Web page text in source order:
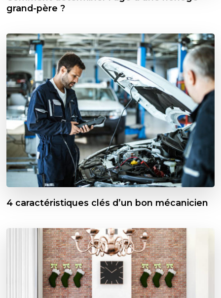
grand-père ?
4 caractéristiques clés d’un bon mécanicien